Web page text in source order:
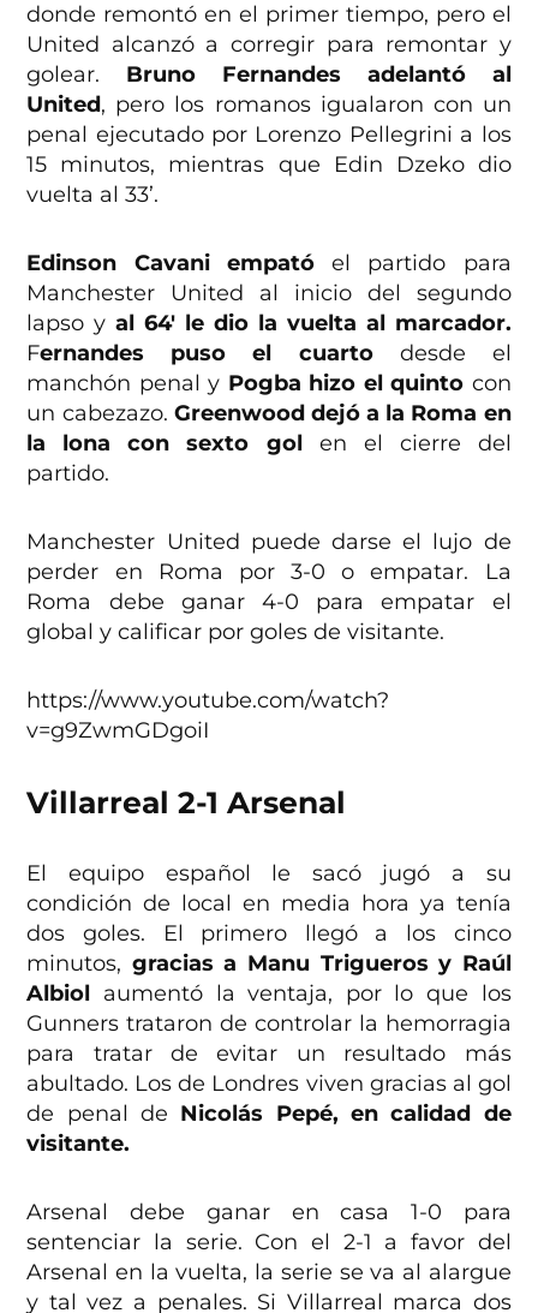
donde remontó en el primer tiempo, pero el
United alcanzó a corregir para remontar y
golear. Bruno Fernandes adelantó al
United, pero los romanos igualaron con un
penal ejecutado por Lorenzo Pellegrini a los
15 minutos, mientras que Edin Dzeko dio
vuelta al 33’.
Edinson Cavani empatóel partido para
Manchester United al inicio del segundo
lapso y al 64′ le dio la vuelta al marcador.
Fernandes puso el cuartodesde el
manchón penal y Pogba hizo el quinto con
un cabezazo. Greenwood dejó a la Roma en
la lona con sexto gol en el cierre del
partido.
Manchester United puede darse el lujo de
perder en Roma por 3-0 o empatar. La
Roma debe ganar 4-0 para empatar el
global y calificar por goles de visitante.
https://www.youtube.com/watch?
v=g9ZwmGDgoiI
Villarreal 2-1 Arsenal
El equipo español le sacó jugó a su
condición de local en media hora ya tenía
dos goles. El primero llegó a los cinco
minutos, gracias a Manu Trigueros y Raúl
Albiol aumentó la ventaja, por lo que los
Gunners trataron de controlar la hemorragia
para tratar de evitar un resultado más
abultado. Los de Londres viven gracias al gol
de penal de Nicolás Pepé, en calidad de
visitante.
Arsenal debe ganar en casa 1-0 para
sentenciar la serie. Con el 2-1 a favor del
Arsenal en la vuelta, la serie se va al alargue
y tal vez a penales. Si Villarreal marca dos